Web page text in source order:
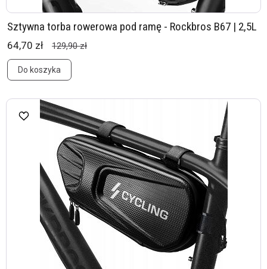
Sztywna torba rowerowa pod ramę - Rockbros B67 | 2,5L
64,70 zł 129,90 zł
Do koszyka